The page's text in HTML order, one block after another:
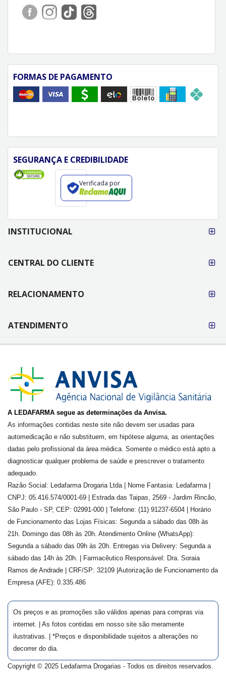
FORMAS DE PAGAMENTO
SEGURANÇA E CREDIBILIDADE
Verificada por
FORMAS DE
PAGAMENTO
INSTITUCIONAL
CENTRAL DO CLIENTE
RELACIONAMENTO
ATENDIMENTO
A LEDAFARMA segue as determinações da Anvisa.
As informações contidas neste site não devem ser usadas para
automedicação e não substituem, em hipótese alguma, as orientações
dadas pelo profissional da área médica. Somente o médico está apto a
diagnosticar qualquer problema de saúde e prescrever o tratamento
adequado.
Razão Social: Ledafarma Drogaria Ltda | Nome Fantasia: Ledafarma |
CNPJ: 05.416.574/0001-69 | Estrada das Taipas, 2569 - Jardim Rincão,
São Paulo - SP, CEP: 02991-000 | Telefone: (11) 91237-6504 | Horário
de Funcionamento das Lojas Físicas: Segunda a sábado das 08h às
21h. Domingo das 08h às 20h. Atendimento Online (WhatsApp):
Segunda a sábado das 09h às 20h. Entregas via Delivery: Segunda a
sábado das 14h às 20h. | Farmacêutico Responsável: Dra. Soraia
Ramos de Andrade
| CRF/SP: 32109 |Autorização de Funcionamento da
Empresa (AFE): 0.335.486
Os preços e as promoções são válidos apenas para compras via
internet. | As fotos contidas em nosso site são meramente
ilustrativas. | *Preços e disponibilidade sujeitos a alterações no
decorrer do dia.
Copyright © 2025 Ledafarma Drogarias - Todos os direitos reservados.